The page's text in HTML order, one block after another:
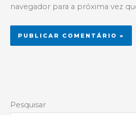
navegador para a próxima vez
Pesquisar